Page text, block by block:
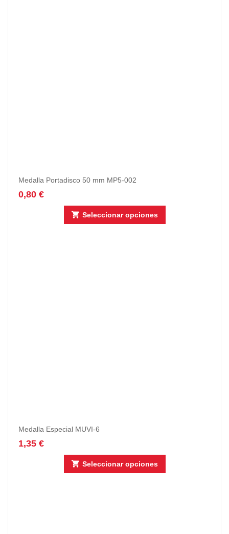
Medalla Portadisco 50 mm MP5-002
0,80 €
Seleccionar opciones
Medalla Especial MUVI-6
1,35 €
Seleccionar opciones